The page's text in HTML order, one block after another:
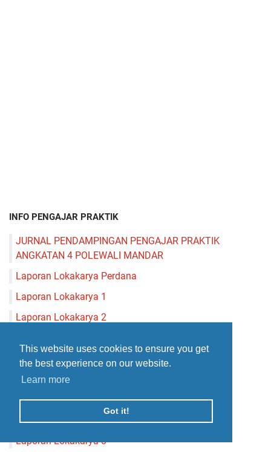
This website uses cookies to ensure you get
the best experience on our website.
Learn more
Got it!
INFO PENGAJAR PRAKTIK
JURNAL PENDAMPINGAN PENGAJAR PRAKTIK
ANGKATAN 4 POLEWALI MANDAR
Laporan Lokakarya Perdana
Laporan Lokakarya 1
Laporan Lokakarya 2
Laporan Lokakarya 4
Laporan Lokakarya 5
Laporan Lokakarya 6
Laporan Lokakarya 7
Laporan Lokakarya 8